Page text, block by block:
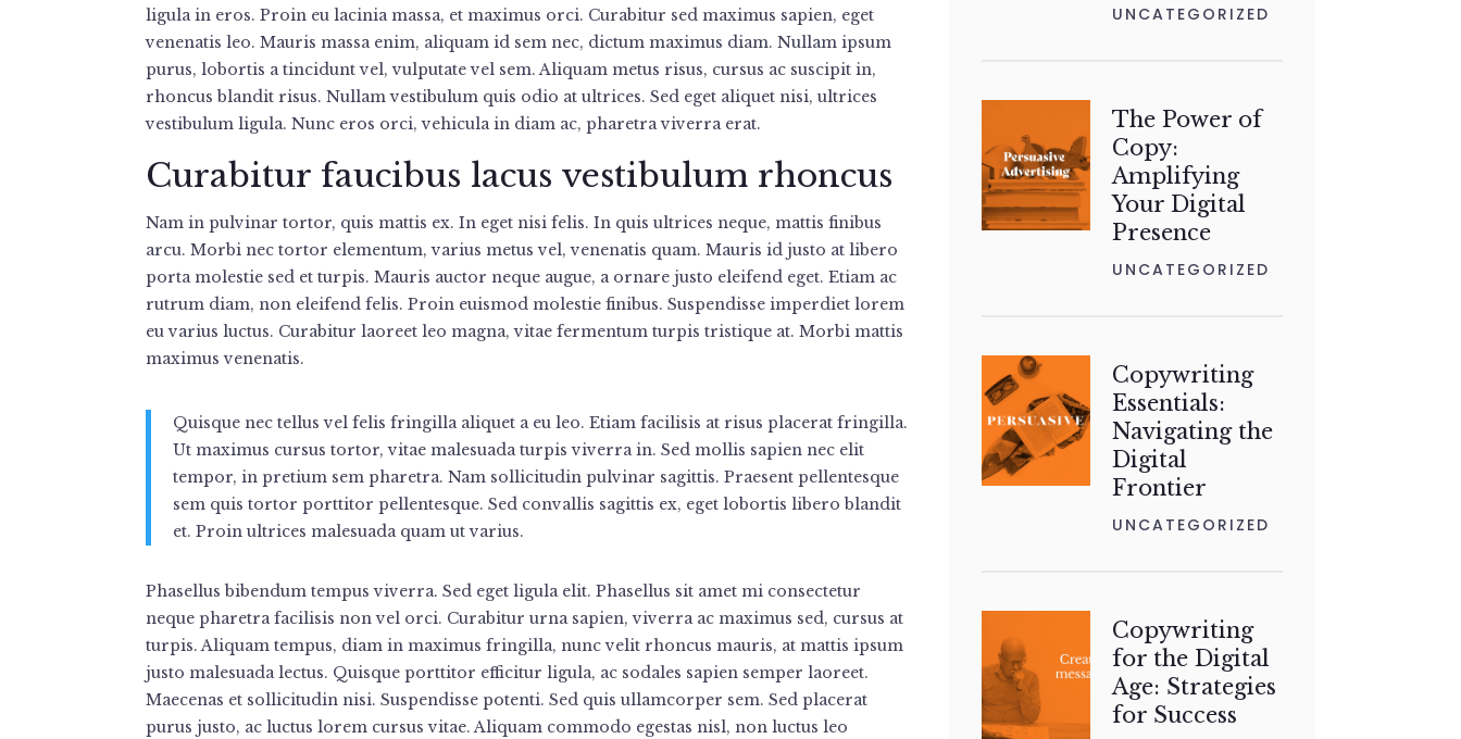
ligula in eros. Proin eu lacinia massa, et maximus orci. Curabitur sed maximus sapien, eget
venenatis leo. Mauris massa enim, aliquam id sem nec, dictum maximus diam. Nullam ipsum
purus, lobortis a tincidunt vel, vulputate vel sem. Aliquam metus risus, cursus ac suscipit in,
rhoncus blandit risus. Nullam vestibulum quis odio at ultrices. Sed eget aliquet nisi, ultrices
vestibulum ligula. Nunc eros orci, vehicula in diam ac, pharetra viverra erat.
Curabitur faucibus lacus vestibulum rhoncus
Nam in pulvinar tortor, quis mattis ex. In eget nisi felis. In quis ultrices neque, mattis finibus
arcu. Morbi nec tortor elementum, varius metus vel, venenatis quam. Mauris id justo at libero
porta molestie sed et turpis. Mauris auctor neque augue, a ornare justo eleifend eget. Etiam ac
rutrum diam, non eleifend felis. Proin euismod molestie finibus. Suspendisse imperdiet lorem
eu varius luctus. Curabitur laoreet leo magna, vitae fermentum turpis tristique at. Morbi mattis
maximus venenatis.
Quisque nec tellus vel felis fringilla aliquet a eu leo. Etiam facilisis at risus placerat fringilla.
Ut maximus cursus tortor, vitae malesuada turpis viverra in. Sed mollis sapien nec elit
tempor, in pretium sem pharetra. Nam sollicitudin pulvinar sagittis. Praesent pellentesque
sem quis tortor porttitor pellentesque. Sed convallis sagittis ex, eget lobortis libero blandit
et. Proin ultrices malesuada quam ut varius.
Phasellus bibendum tempus viverra. Sed eget ligula elit. Phasellus sit amet mi consectetur
neque pharetra facilisis non vel orci. Curabitur urna sapien, viverra ac maximus sed, cursus at
turpis. Aliquam tempus, diam in maximus fringilla, nunc velit rhoncus mauris, at mattis ipsum
justo malesuada lectus. Quisque porttitor efficitur ligula, ac sodales sapien semper laoreet.
Maecenas et sollicitudin nisi. Suspendisse potenti. Sed quis ullamcorper sem. Sed placerat
purus justo, ac luctus lorem cursus vitae. Aliquam commodo egestas nisl, non luctus leo
UNCATEGORIZED
The Power of
Copy:
Amplifying
Your Digital
Presence
UNCATEGORIZED
Copywriting
Essentials:
Navigating the
Digital
Frontier
UNCATEGORIZED
Copywriting
for the Digital
Age: Strategies
for Success